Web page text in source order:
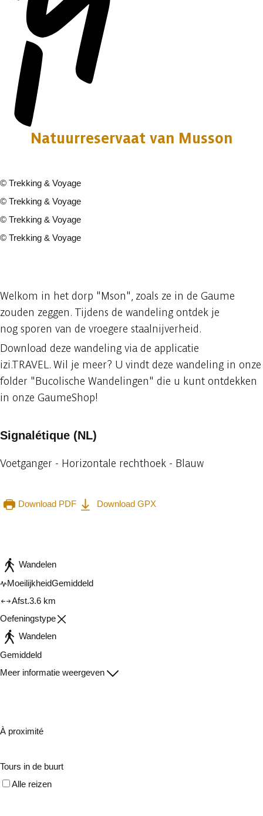
Natuurreservaat van Musson
© Trekking & Voyage
© Trekking & Voyage
© Trekking & Voyage
© Trekking & Voyage
Welkom in het dorp "Mson", zoals ze in de Gaume
zouden zeggen. Tijdens de wandeling ontdek je
nog sporen van de vroegere staalnijverheid.
Download deze wandeling via de applicatie
izi.TRAVEL. Wil je meer? U vindt deze wandeling in onze
folder "Bucolische Wandelingen" die u kunt ontdekken
in onze GaumeShop!
Signalétique (NL)
Voetganger - Horizontale rechthoek - Blauw
Download PDF
Download GPX
Wandelen
MoeilijkheidGemiddeld
Afst.3.6 km
Oefeningstype
Wandelen
Gemiddeld
Meer informatie weergeven
À proximité
Tours in de buurt
Alle reizen